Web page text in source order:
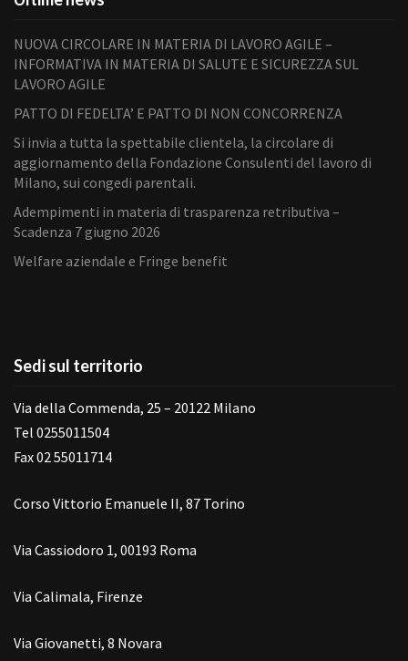
NUOVA CIRCOLARE IN MATERIA DI LAVORO AGILE –
INFORMATIVA IN MATERIA DI SALUTE E SICUREZZA SUL
LAVORO AGILE
PATTO DI FEDELTA’ E PATTO DI NON CONCORRENZA
Si invia a tutta la spettabile clientela, la circolare di
aggiornamento della Fondazione Consulenti del lavoro di
Milano, sui congedi parentali.
Adempimenti in materia di trasparenza retributiva –
Scadenza 7 giugno 2026
Welfare aziendale e Fringe benefit
Sedi sul territorio
Via della Commenda, 25 – 20122 Milano
Tel 0255011504
Fax 02 55011714
Corso Vittorio Emanuele II, 87 Torino
Via Cassiodoro 1, 00193 Roma
Via Calimala, Firenze
Via Giovanetti, 8 Novara